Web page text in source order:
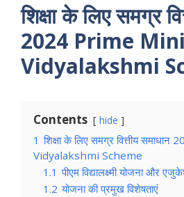
शिक्षा के लिए समग्र
2024 Prime
Vidyalakshmi
Contents hide
1 शिक्षा के लिए समग्र वित्तीय
Vidyalakshmi Scheme
1.1 पीएम विद्यालक्ष्मी योजना और
1.2 योजना की प्रमुख विशेषताएं